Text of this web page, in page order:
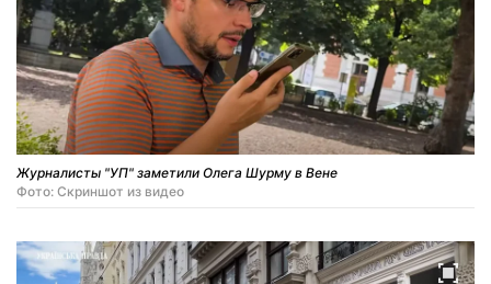
Журналисты "УП" заметили Олега Шурму в Вене
Фото: Скриншот из видео